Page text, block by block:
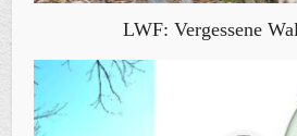
LWF: Vergessene